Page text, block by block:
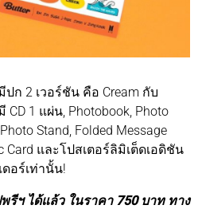
ก 2 เวอร์ชัน คือ Cream กับ
CD 1 แผ่น, Photobook, Photo
Stand, Folded Message
Card และโปสเตอร์ลิมิเต็ดเอดิชัน
อร์เท่านั้น!
รีฯ ได้แล้ว ในราคา 750 บาท ทาง